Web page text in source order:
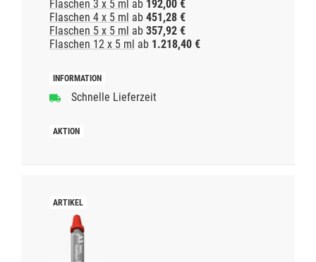
Flaschen 3 x 5 ml ab 192,00 €
Flaschen 4 x 5 ml ab 451,28 €
Flaschen 5 x 5 ml ab 357,92 €
Flaschen 12 x 5 ml ab 1.218,40 €
Schnelle Lieferzeit